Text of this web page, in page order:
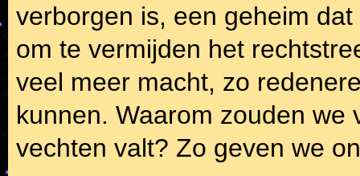
verborgen is, een geheim
om te vermijden het
veel meer macht, zo
kunnen. Waarom zouden
vechten valt? Zo geven we